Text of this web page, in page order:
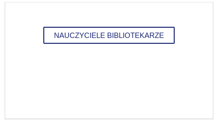
NAUCZYCIELE BIBLIOTEKARZE